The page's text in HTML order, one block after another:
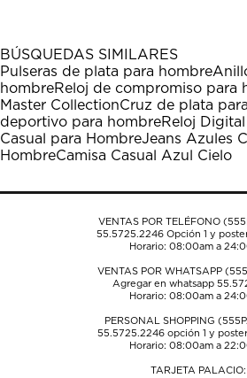
1
estrella
Esta
acción
abrirá
el
formulario
de
estrellas.
Esta
acción
abrirá
el
formulario
de
estrellas.
Esta
acción
abrirá
el
formulario
de
estrellas.
Esta
acción
abrirá
el
formulario
de
estrellas.
Esta
acción
abrirá
el
formulario
de
BÚSQUEDAS SIMILARES
Pulseras de plata para hombre
hombreReloj de compromiso para
Master CollectionCruz de plata
deportivo para hombreReloj
Casual para HombreJeans Azules
HombreCamisa Casual Azul Cielo
VENTAS POR TELÉFONO
55.5725.2246Opción 1 y
Horario: 08:00am a
VENTAS POR WHATSAPP
Agregar en whatsapp
Horario: 08:00am a
PERSONAL SHOPPING
55.5725.2246opción 1 y
Horario: 08:00am a
TARJETA PALACIO: